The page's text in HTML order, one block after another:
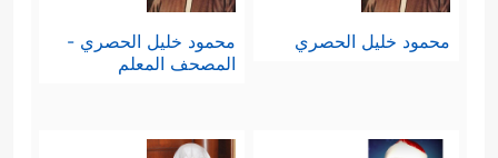
محمود خليل الحصري
محمود خليل الحصري -
المصحف المعلم